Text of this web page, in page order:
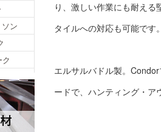
り、激しい作業にも耐え
タイルへの対応も可能です。
エルサルバドル製。
ードで、ハンティング・ア
ン
ク
ラック
ル